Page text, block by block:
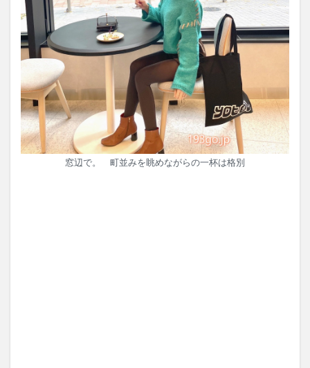
窓辺で。 町並みを眺めながらの一杯は格別